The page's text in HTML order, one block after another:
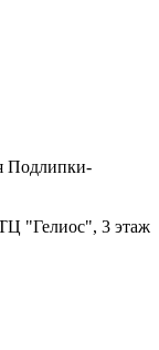
Подлипки-
"Гелиос", 3 этаж